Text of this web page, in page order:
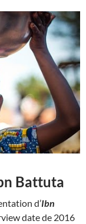
Battuta
d’Ibn
date de 2016